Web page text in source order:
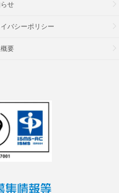
せ
バシーポリシー
要